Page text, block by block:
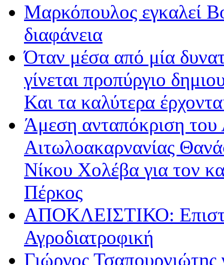
Μαρκόπουλος εγκαλεί
διαφάνεια
Όταν μέσα από μία
γίνεται προπύργιο
Και τα καλύτερα
Άμεση ανταπόκριση του
Αιτωλοακαρνανίας
Νίκου Χολέβα για τον
Πέρκος
ΑΠΟΚΛΕΙΣΤΙΚΟ:
Αγροδιατροφική
Γιώργος